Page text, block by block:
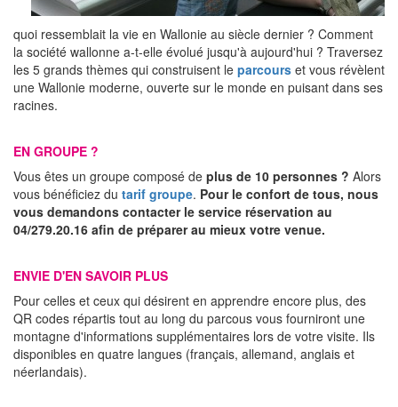
quoi ressemblait la vie en Wallonie au siècle dernier ? Comment
la société wallonne a-t-elle évolué jusqu'à aujourd'hui ? Traversez
les 5 grands thèmes qui construisent le parcours et vous révèlent
une Wallonie moderne, ouverte sur le monde en puisant dans ses
racines.
EN GROUPE ?
Vous êtes un groupe composé de plus de 10 personnes ? Alors
vous bénéficiez du tarif groupe. Pour le confort de tous, nous
vous demandons contacter le service réservation au
04/279.20.16 afin de préparer au mieux votre venue.
ENVIE D'EN SAVOIR PLUS
Pour celles et ceux qui désirent en apprendre encore plus, des
QR codes répartis tout au long du parcous vous fourniront une
montagne d'informations supplémentaires lors de votre visite. Ils
disponibles en quatre langues (français, allemand, anglais et
néerlandais).